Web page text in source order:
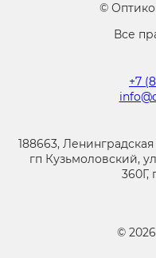
©
Все
+7
188663,
гп Кузьмоловский,
360Г,
© 2026